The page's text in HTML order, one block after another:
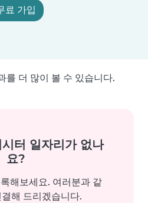
료 가입
를 더 많이 볼 수 있습니다.
터 일자리가 없나
요?
해보세요. 여러분과 같
해 드리겠습니다.